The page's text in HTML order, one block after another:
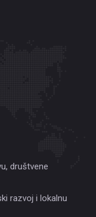
društvene
razvoj i lokalnu